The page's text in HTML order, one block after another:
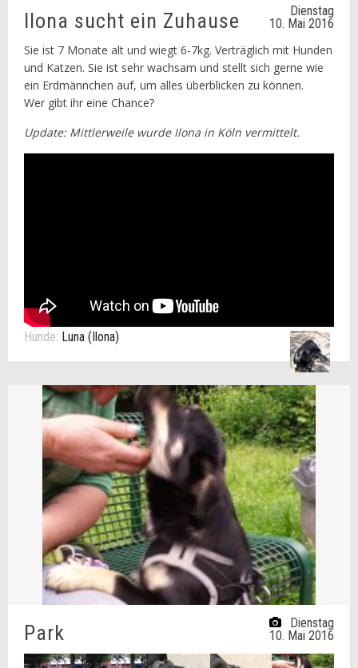
Dienstag
10. Mai 2016
Ilona sucht ein Zuhause
Sie ist 7 Monate alt und wiegt 6-7kg. Verträglich mit Hunden
und Katzen. Sie ist sehr wachsam und stellt sich gerne wie
ein Erdmännchen auf, um alles überblicken zu können.
Wer gibt ihr eine Chance?
Update: Mittlerweile wurde Ilona in Köln vermittelt.
Hunde: Luna (Ilona)
Dienstag
10. Mai 2016
Park